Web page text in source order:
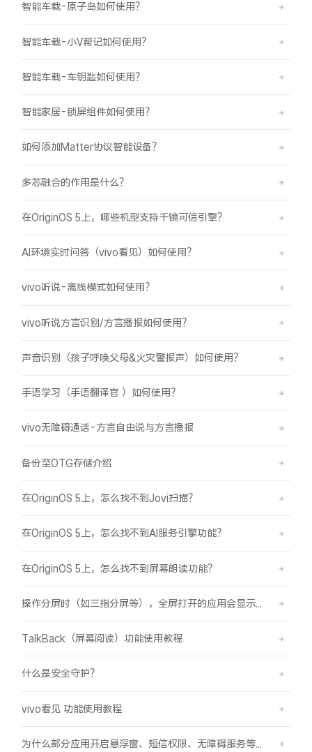
智能车载-原子岛如何使用？
智能车载-小V帮记如何使用？
智能车载-车钥匙如何使用？
智能家居-锁屏组件如何使用？
如何添加Matter协议智能设备？
多芯融合的作用是什么？
在OriginOS 5上，哪些机型支持千镜可信引擎？
AI环境实时问答（vivo看见）如何使用？
vivo听说-离线模式如何使用？
vivo听说方言识别/方言播报如何使用？
声音识别（孩子呼唤父母&火灾警报声）如何使用？
手语学习（手语翻译官 ）如何使用？
vivo无障碍通话-方言自由说与方言播报
备份至OTG存储介绍
在OriginOS 5上，怎么找不到Jovi扫描？
在OriginOS 5上，怎么找不到AI服务引擎功能？
在OriginOS 5上，怎么找不到屏幕朗读功能？
TalkBack（屏幕阅读）功能使用教程
什么是安全守护？
vivo看见 功能使用教程